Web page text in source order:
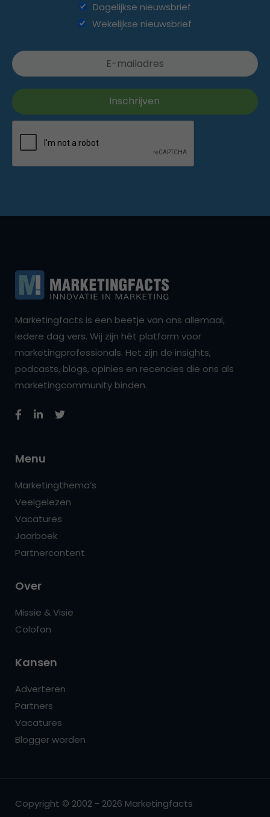
Dagelijkse nieuwsbrief
Wekelijkse nieuwsbrief
Marketingfacts is een beetje van ons allemaal,
iedere dag vers. Wij zijn hét platform voor
marketingprofessionals. Het zijn de insights,
podcasts, blogs, opinies en recencies die ons als
marketingcommunity binden.
Menu
Marketingthema’s
Veelgelezen
Vacatures
Jaarboek
Partnercontent
Over
Missie & Visie
Colofon
Kansen
Adverteren
Partners
Vacatures
Blogger worden
Copyright © 2002 - 2026 Marketingfacts